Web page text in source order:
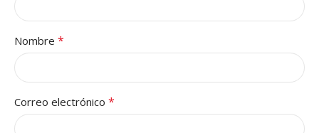
Nombre *
Correo electrónico *